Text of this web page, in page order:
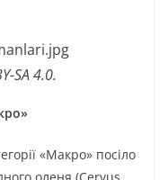
SA 4.0.
«Макро» посіло